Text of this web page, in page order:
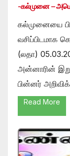
-கல்முனை –
கல்முனையை
வசிப்பிடமாக
(லதா)
அன்னாரின்
பின்னர்
Read More